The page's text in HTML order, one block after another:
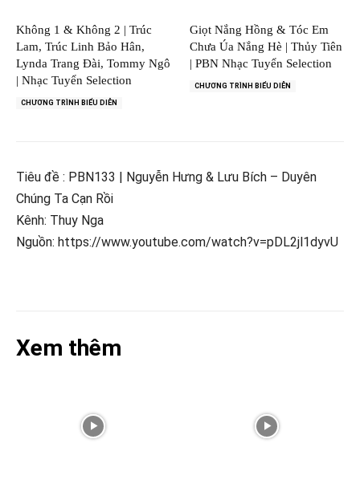
Không 1 & Không 2 | Trúc
Lam, Trúc Linh Bảo Hân,
Lynda Trang Đài, Tommy Ngô
| Nhạc Tuyển Selection
CHƯƠNG TRÌNH BIỂU DIỄN
Giọt Nắng Hồng & Tóc Em
Chưa Úa Nắng Hè | Thủy Tiên
| PBN Nhạc Tuyển Selection
CHƯƠNG TRÌNH BIỂU DIỄN
Tiêu đề : PBN133 | Nguyễn Hưng & Lưu Bích – Duyên
Chúng Ta Cạn Rồi
Kênh: Thuy Nga
Nguồn: https://www.youtube.com/watch?v=pDL2jl1dyvU
Xem thêm